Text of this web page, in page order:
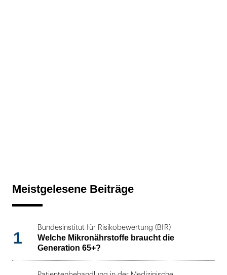
Meistgelesene Beiträge
1
Bundesinstitut für Risikobewertung (BfR)
Welche Mikronährstoffe braucht die
Generation 65+?